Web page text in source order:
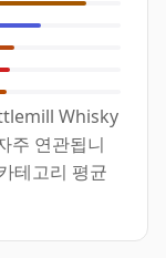
Whisky
주 연관됩니
테고리 평균